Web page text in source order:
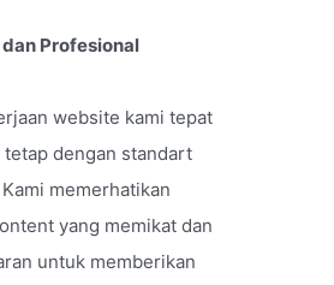
Profesional
website kami tepat
dengan standart
memerhatikan
yang memikat dan
untuk memberikan